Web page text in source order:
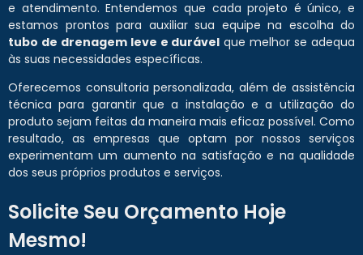
e atendimento. Entendemos que cada projeto é único, e
estamos prontos para auxiliar sua equipe na escolha do
tubo de drenagem leve e durável que melhor se adequa
às suas necessidades específicas.
Oferecemos consultoria personalizada, além de assistência
técnica para garantir que a instalação e a utilização do
produto sejam feitas da maneira mais eficaz possível. Como
resultado, as empresas que optam por nossos serviços
experimentam um aumento na satisfação e na qualidade
dos seus próprios produtos e serviços.
Solicite Seu Orçamento Hoje
Mesmo!